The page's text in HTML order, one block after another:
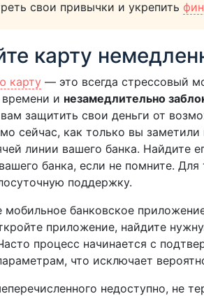
свои привычки и укрепить
карту
карту — это всегда стрессовый
и незамедлительно
защитить свои деньги от
сейчас, как только вы заметили
линии вашего банка. Найдите
банка, если не помните. Для
поддержку.
мобильное банковское
приложение, найдите
процесс начинается с
что исключает
недоступно, не